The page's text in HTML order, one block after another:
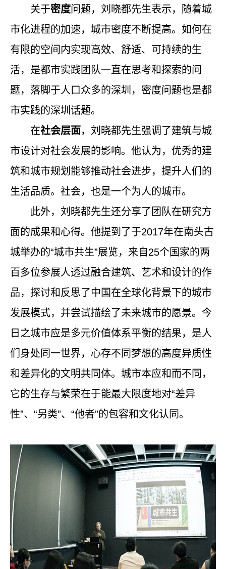
关于密度问题，刘晓都先生表示，随着城
市化进程的加速，城市密度不断提高。如何在
有限的空间内实现高效、舒适、可持续的生
活，是都市实践团队一直在思考和探索的问
题，落脚于人口众多的深圳，密度问题也是都
市实践的深圳话题。
在社会层面，刘晓都先生强调了建筑与城
市设计对社会发展的影响。他认为，优秀的建
筑和城市规划能够推动社会进步，提升人们的
生活品质。社会，也是一个为人的城市。
此外，刘晓都先生还分享了团队在研究方
面的成果和心得。他提到了于2017年在南头古
城举办的“城市共生”展览，来自 25个国家的两
百多位参展人透过融合建筑、艺术和设计的作
品，探讨和反思了中国在全球化背景下的城市
发展模式，并尝试描绘了未来城市的愿景。今
日之城市应是多元价值体系平衡的结果，是人
们身处同一世界，心存不同梦想的高度异质性
和差异化的文明共同体。城市本应和而不同，
它的生存与繁荣在于能最大限度地对“差异
性”、 “另类”、 “他者”的包容和文化认同。